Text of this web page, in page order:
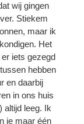
wij gingen
Stiekem
maar ik
Het
iets gezegd
hebben
en daarbij
in ons huis
altijd leeg. Ik
je maar één